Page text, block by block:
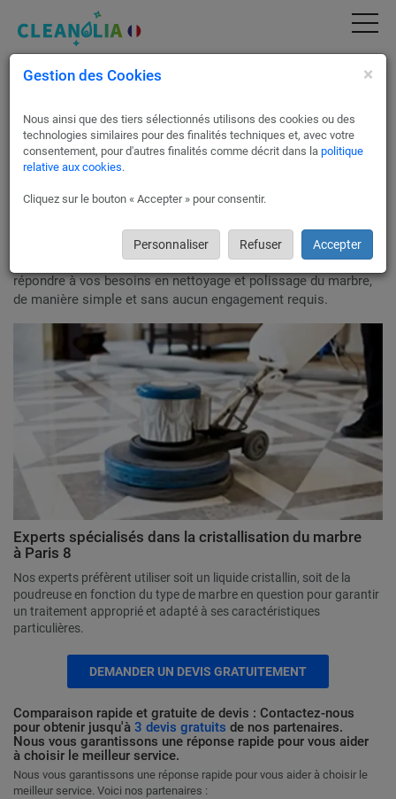
Nettoyage et Polissage du marbre à Paris 8 |
La technique de cristallisation du marbre permet de maintenir
sa brillance naturelle tout en le renforçant et en durcir ses
pores.
connaissances spécialisées sur lecristallisation du marbre
Nous vous proposons jusqu’à trois devis gratuites pour
répondre à vos besoins en nettoyage et polissage du marbre,
de manière simple et sans aucun engagement requis.
Experts spécialisés dans la cristallisation du marbre
à Paris 8
Nos experts préfèrent utiliser soit un liquide cristallin, soit de la
poudreuse en fonction du type de marbre en question pour garantir
un traitement approprié et adapté à ses caractéristiques
particulières.
DEMANDER UN DEVIS GRATUITEMENT
Comparaison rapide et gratuite de devis : Contactez-nous
pour obtenir jusqu'à 3 devis gratuits de nos partenaires.
Nous vous garantissons une réponse rapide pour vous aider
à choisir le meilleur service.
Nous vous garantissons une réponse rapide pour vous aider à choisir le
meilleur service. Voici nos partenaires :
Gestion des Cookies ×
Nous ainsi que des tiers sélectionnés utilisons des cookies ou des
technologies similaires pour des finalités techniques et, avec votre
consentement, pour d'autres finalités comme décrit dans la politique
relative aux cookies.
Cliquez sur le bouton « Accepter » pour consentir.
Personnaliser Refuser Accepter